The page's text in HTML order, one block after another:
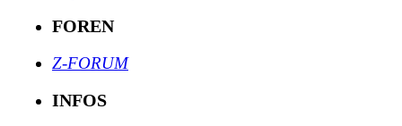
FOREN
Z-FORUM
INFOS